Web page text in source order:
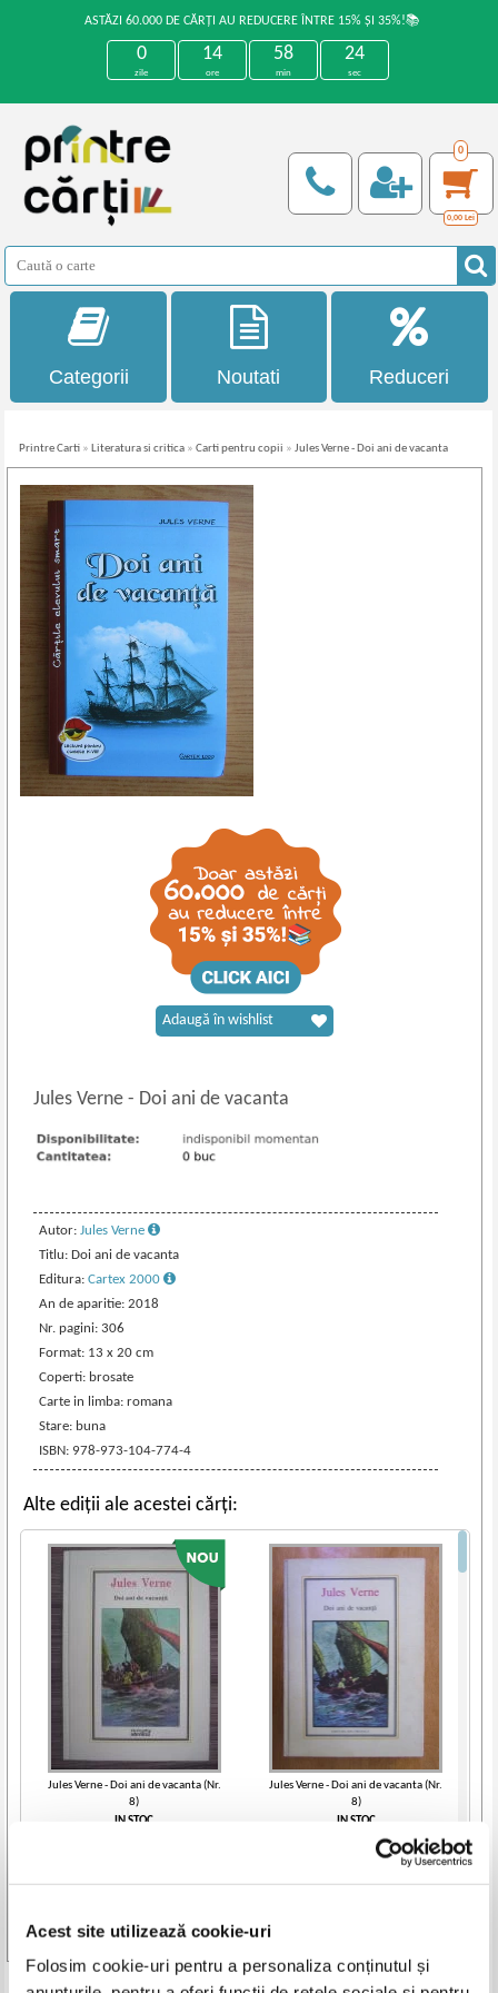
Acest site utilizează cookie-uri
Folosim cookie-uri pentru a personaliza conținutul și
ASTĂZI 60.000 DE CĂRȚI AU REDUCERE ÎNTRE 15% ȘI 35%!📚
0
zile
14
ore
58
min
24
sec
0
0,00 Lei
Categorii Noutati Reduceri
Printre Carti » Literatura si critica »Carti pentru copii »Jules Verne - Doi ani de vacanta
Jules Verne- Doi ani de vacanta
Autor: Jules Verne
Titlu: Doi ani de vacanta
Editura:Cartex 2000
An de aparitie: 2018
Nr. pagini: 306
Format: 13 x 20 cm
Coperti: brosate
Carte in limba: romana
Stare: buna
ISBN: 978-973-104-774-4
Adaugă în wishlist
Alte ediții ale acestei cărți:
Jules Verne - Doi ani de vacanta (Nr.
8)
IN STOC
Jules Verne - Doi ani de vacanta (Nr.
8)
IN STOC
Lei
Adaugă în coș
Vezi toate edițiile »